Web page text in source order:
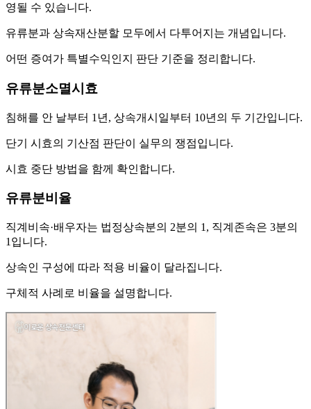
영될 수 있습니다.
유류분과 상속재산분할 모두에서 다투어지는 개념입니다.
어떤 증여가 특별수익인지 판단 기준을 정리합니다.
유류분소멸시효
침해를 안 날부터 1년, 상속개시일부터 10년의 두 기간입니다.
단기 시효의 기산점 판단이 실무의 쟁점입니다.
시효 중단 방법을 함께 확인합니다.
유류분비율
직계비속·배우자는 법정상속분의 2분의 1, 직계존속은 3분의
1입니다.
상속인 구성에 따라 적용 비율이 달라집니다.
구체적 사례로 비율을 설명합니다.